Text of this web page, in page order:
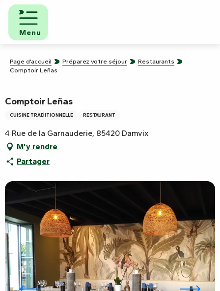
Aller
contenu
principal
Menu
Page d’accueil Préparez votre séjour
Restaurants
Comptoir Leñas
Comptoir Leñas
CUISINE TRADITIONNELLE RESTAURANT
4 Rue de la Garnauderie, 85420 Damvix
M'y rendre
Partager